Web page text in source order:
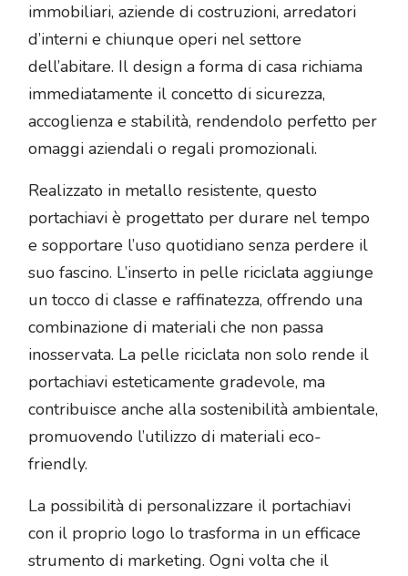
immobiliari, aziende di costruzioni, arredatori
d’interni e chiunque operi nel settore
dell’abitare. Il design a forma di casa richiama
immediatamente il concetto di sicurezza,
accoglienza e stabilità, rendendolo perfetto per
omaggi aziendali o regali promozionali.
Realizzato in metallo resistente, questo
portachiavi è progettato per durare nel tempo
e sopportare l’uso quotidiano senza perdere il
suo fascino. L’inserto in pelle riciclata aggiunge
un tocco di classe e raffinatezza, offrendo una
combinazione di materiali che non passa
inosservata. La pelle riciclata non solo rende il
portachiavi esteticamente gradevole, ma
contribuisce anche alla sostenibilità ambientale,
promuovendo l’utilizzo di materiali eco-
friendly.
La possibilità di personalizzare il portachiavi
con il proprio logo lo trasforma in un efficace
strumento di marketing. Ogni volta che il